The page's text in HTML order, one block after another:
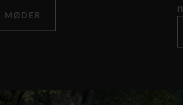
MØDER